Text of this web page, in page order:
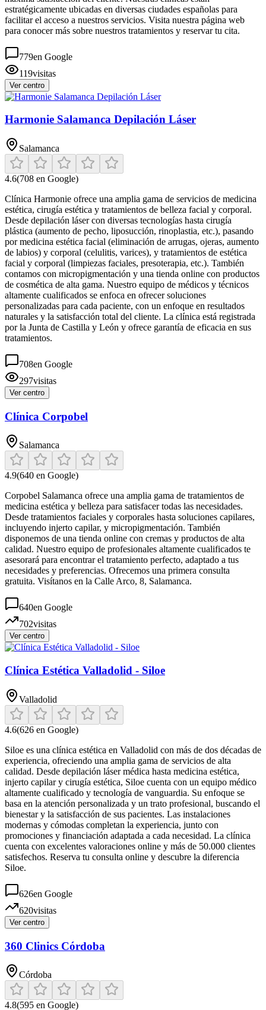
estratégicamente ubicadas en diversas ciudades españolas para
facilitar el acceso a nuestros servicios. Visita nuestra página web
para conocer más sobre nuestros tratamientos y reservar tu cita.
779en Google
119visitas
Ver centro
Harmonie Salamanca Depilación Láser
Salamanca
4.6(708 en Google)
Clínica Harmonie ofrece una amplia gama de servicios de medicina
estética, cirugía estética y tratamientos de belleza facial y corporal.
Desde depilación láser con diversas tecnologías hasta cirugía
plástica (aumento de pecho, liposucción, rinoplastia, etc.), pasando
por medicina estética facial (eliminación de arrugas, ojeras, aumento
de labios) y corporal (celulitis, varices), y tratamientos de estética
facial y corporal (limpiezas faciales, presoterapia, etc.). También
contamos con micropigmentación y una tienda online con productos
de cosmética de alta gama. Nuestro equipo de médicos y técnicos
altamente cualificados se enfoca en ofrecer soluciones
personalizadas para cada paciente, con un enfoque en resultados
naturales y la satisfacción total del cliente. La clínica está registrada
por la Junta de Castilla y León y ofrece garantía de eficacia en sus
tratamientos.
708en Google
297visitas
Ver centro
Clínica Corpobel
Salamanca
4.9(640 en Google)
Corpobel Salamanca ofrece una amplia gama de tratamientos de
medicina estética y belleza para satisfacer todas las necesidades.
Desde tratamientos faciales y corporales hasta soluciones capilares,
incluyendo injerto capilar, y micropigmentación. También
disponemos de una tienda online con cremas y productos de alta
calidad. Nuestro equipo de profesionales altamente cualificados te
asesorará para encontrar el tratamiento perfecto, adaptado a tus
necesidades y preferencias. Ofrecemos una primera consulta
gratuita. Visítanos en la Calle Arco, 8, Salamanca.
640en Google
702visitas
Ver centro
Clínica Estética Valladolid - Siloe
Valladolid
4.6(626 en Google)
Siloe es una clínica estética en Valladolid con más de dos décadas de
experiencia, ofreciendo una amplia gama de servicios de alta
calidad. Desde depilación láser médica hasta medicina estética,
injerto capilar y cirugía estética, Siloe cuenta con un equipo médico
altamente cualificado y tecnología de vanguardia. Su enfoque se
basa en la atención personalizada y un trato profesional, buscando el
bienestar y la satisfacción de sus pacientes. Las instalaciones
modernas y cómodas completan la experiencia, junto con
promociones y financiación adaptada a cada necesidad. La clínica
cuenta con excelentes valoraciones online y más de 50.000 clientes
satisfechos. Reserva tu consulta online y descubre la diferencia
Siloe.
626en Google
620visitas
Ver centro
360 Clinics Córdoba
Córdoba
4.8(595 en Google)